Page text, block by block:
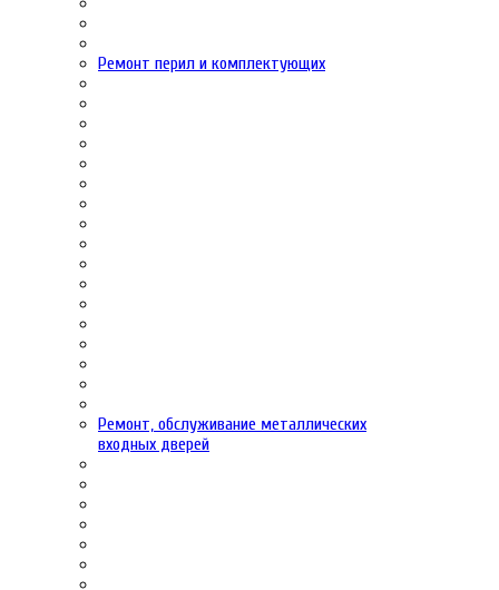
Ремонт перил и комплектующих
Ремонт, обслуживание металлических
входных дверей